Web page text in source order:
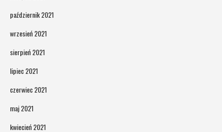
październik 2021
wrzesień 2021
sierpień 2021
lipiec 2021
czerwiec 2021
maj 2021
kwiecień 2021